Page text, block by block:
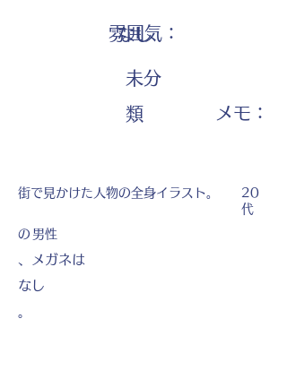
なし
雰囲気：
未分
類
​メモ：
街で見かけた人物の全身イラスト。
20
代
の 男性
、メガネは
なし
。